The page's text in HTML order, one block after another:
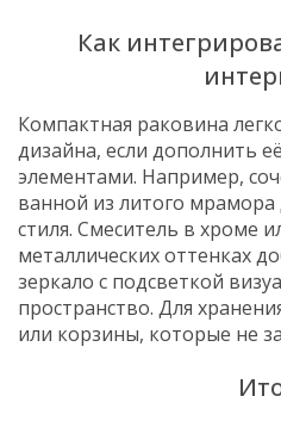
Как
Компактная раковина
дизайна, если дополнить
элементами. Например,
ванной из литого мрамора
стиля. Смеситель в хроме
металлических оттенках
зеркало с подсветкой
пространство. Для
или корзины, которые не